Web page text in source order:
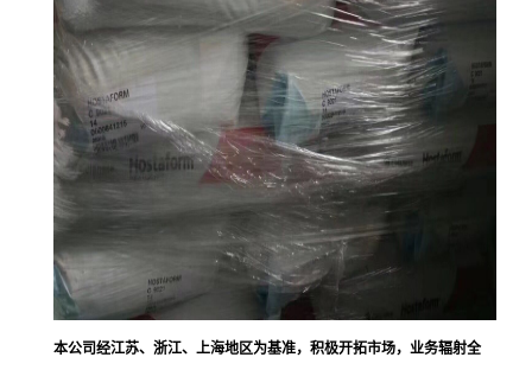
本公司经江苏、浙江、上海地区为基准，积极开拓市场，业务辐射全